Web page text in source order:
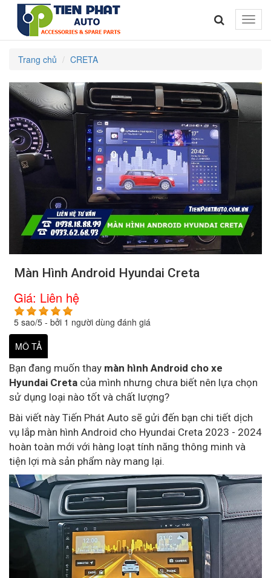
Toggle
Trang chủ CRETA
Màn Hình Android Hyundai Creta
Giá: Liên hệ
5 sao/5 - bởi 1 người dùng đánh giá
MÔ TẢ
Bạn đang muốn thay màn hình Android cho xe
Hyundai Creta của mình nhưng chưa biết nên lựa chọn
sử dụng loại nào tốt và chất lượng?
Bài viết này Tiến Phát Auto sẽ gửi đến bạn chi tiết dịch
vụ lắp màn hình Android cho Hyundai Creta 2023 - 2024
hoàn toàn mới với hàng loạt tính năng thông minh và
tiện lợi mà sản phẩm này mang lại.